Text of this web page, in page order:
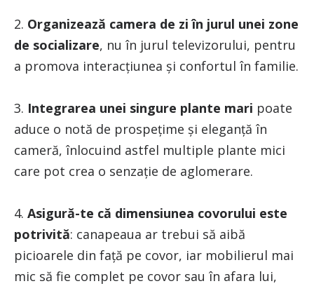
2. Organizează camera de zi în jurul unei zone
de socializare, nu în jurul televizorului, pentru
a promova interacțiunea și confortul în familie.
3. Integrarea unei singure plante mari poate
aduce o notă de prospețime și eleganță în
cameră, înlocuind astfel multiple plante mici
care pot crea o senzație de aglomerare.
4. Asigură-te că dimensiunea covorului este
potrivită: canapeaua ar trebui să aibă
picioarele din față pe covor, iar mobilierul mai
mic să fie complet pe covor sau în afara lui,